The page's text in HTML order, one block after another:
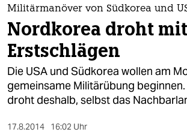
themen
politik
öko
gesellschaft
Militärmanöver von Südkorea und
Nordkorea droht mit
Erstschlägen
Die USA und Südkorea wollen am
gemeinsame Militärübung
droht deshalb, selbst das
17.8.2014 16:02 Uhr